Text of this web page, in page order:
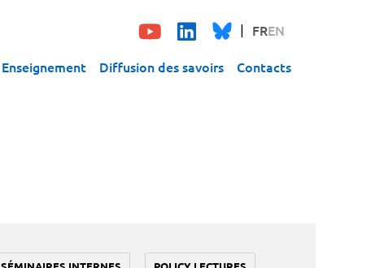
FREN
Enseignement Diffusion des savoirs Contacts